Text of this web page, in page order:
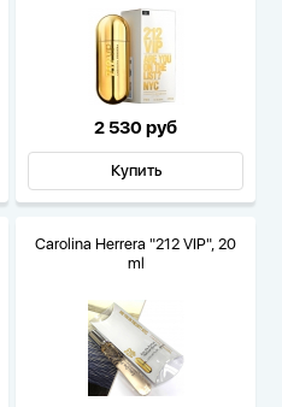
2 530 руб
Купить
Carolina Herrera "212 VIP", 20
ml